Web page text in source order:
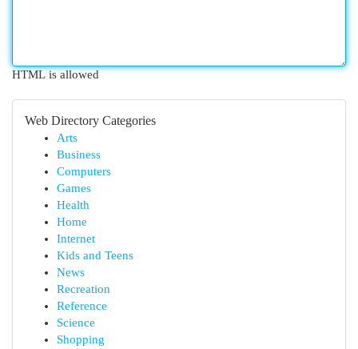
HTML is allowed
Web Directory Categories
Arts
Business
Computers
Games
Health
Home
Internet
Kids and Teens
News
Recreation
Reference
Science
Shopping